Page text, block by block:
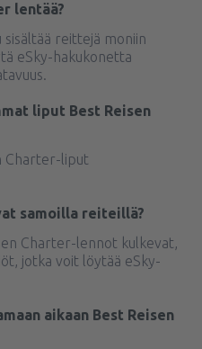
lentää?
sisältää reittejä moniin
eSky-hakukonetta
liput Best Reisen
Charter-liput
samoilla reiteillä?
Charter-lennot kulkevat,
jotka voit löytää eSky-
aikaan Best Reisen